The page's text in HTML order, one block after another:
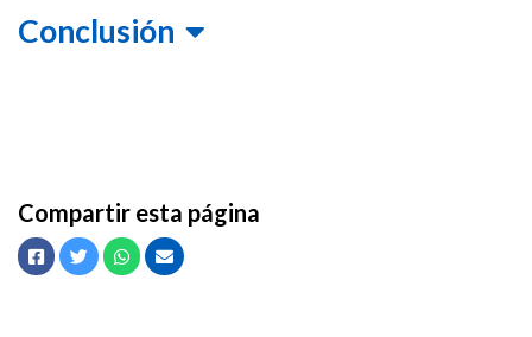
Conclusión
Compartir esta página
Facebook
TwitterWhatsappEnvíe un correo electrónico a